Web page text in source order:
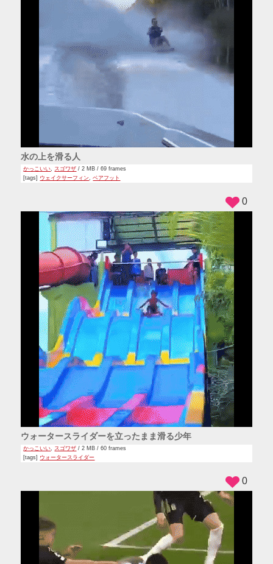
水の上を滑る人
かっこいい, スゴワザ / 2 MB / 69 frames
[tags] ウェイクサーフィン,ベアフット
ウォータースライダーを立ったまま滑る少年
かっこいい, スゴワザ / 2 MB / 60 frames
[tags] ウォータースライダー
0
0